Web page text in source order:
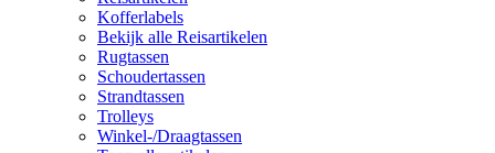
Kofferlabels
Bekijk alle Reisartikelen
Rugtassen
Schoudertassen
Strandtassen
Trolleys
Winkel-/Draagtassen